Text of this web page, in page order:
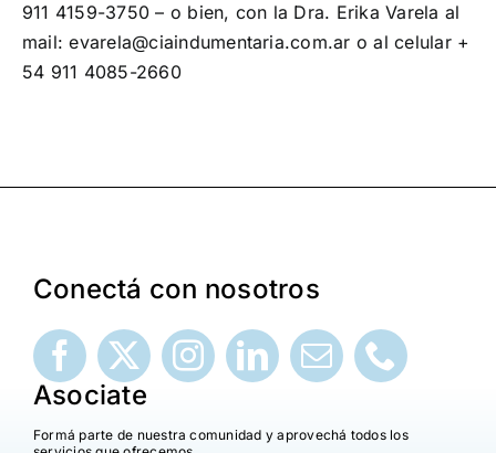
911 4159-3750 – o bien, con la Dra. Erika Varela al
mail: evarela@ciaindumentaria.com.ar o al celular +
54 911 4085-2660
Conectá con nosotros
Asociate
Formá parte de nuestra comunidad y aprovechá todos los